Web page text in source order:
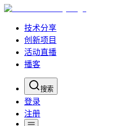
技术分享
创新项目
活动直播
播客
搜索
登录
注册